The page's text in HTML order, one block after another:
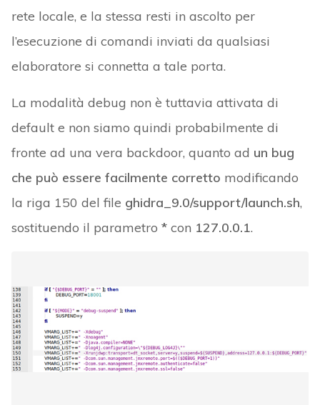
rete locale, e la stessa resti in ascolto per
l’esecuzione di comandi inviati da qualsiasi
elaboratore si connetta a tale porta.
La modalità debug non è tuttavia attivata di
default e non siamo quindi probabilmente di
fronte ad una vera backdoor, quanto ad un bug
che può essere facilmente corretto modificando
la riga 150 del file ghidra_9.0/support/launch.sh,
sostituendo il parametro *con 127.0.0.1.